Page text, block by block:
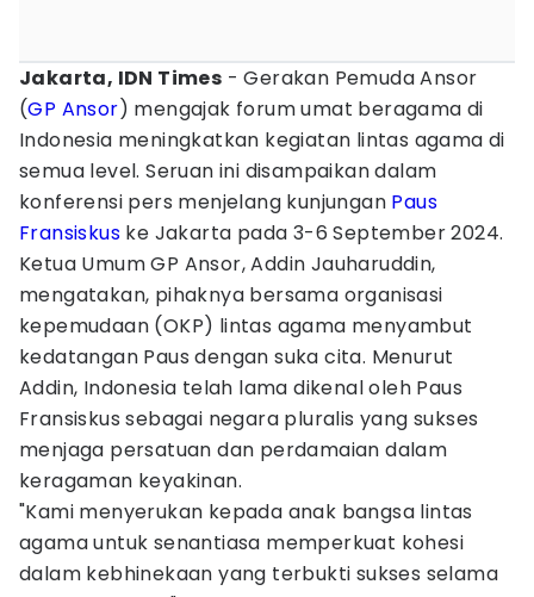
Jakarta, IDN Times - Gerakan Pemuda Ansor
(GP Ansor) mengajak forum umat beragama di
Indonesia meningkatkan kegiatan lintas agama di
semua level. Seruan ini disampaikan dalam
konferensi pers menjelang kunjungan Paus
Fransiskus ke Jakarta pada 3-6 September 2024.
Ketua Umum GP Ansor, Addin Jauharuddin,
mengatakan, pihaknya bersama organisasi
kepemudaan (OKP) lintas agama menyambut
kedatangan Paus dengan suka cita. Menurut
Addin, Indonesia telah lama dikenal oleh Paus
Fransiskus sebagai negara pluralis yang sukses
menjaga persatuan dan perdamaian dalam
keragaman keyakinan.
"Kami menyerukan kepada anak bangsa lintas
agama untuk senantiasa memperkuat kohesi
dalam kebhinekaan yang terbukti sukses selama